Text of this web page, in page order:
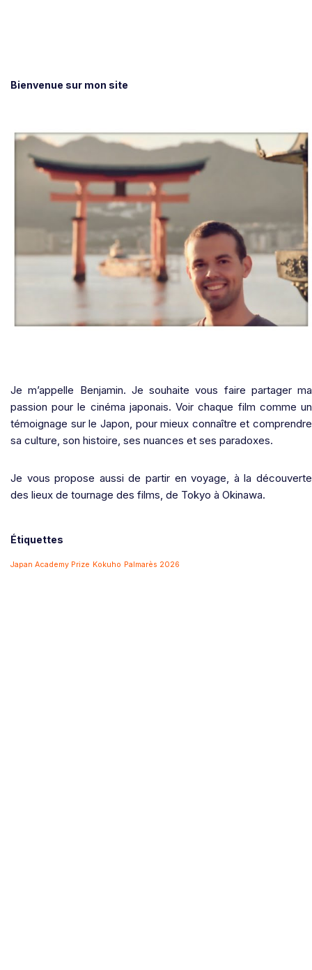
Bienvenue sur mon site
Je m’appelle Benjamin. Je souhaite vous faire partager ma
passion pour le cinéma japonais. Voir chaque film comme un
témoignage sur le Japon, pour mieux connaître et comprendre
sa culture, son histoire, ses nuances et ses paradoxes.
Je vous propose aussi de partir en voyage, à la découverte
des lieux de tournage des films, de Tokyo à Okinawa.
Étiquettes
Japan Academy Prize Kokuho Palmarès 2026